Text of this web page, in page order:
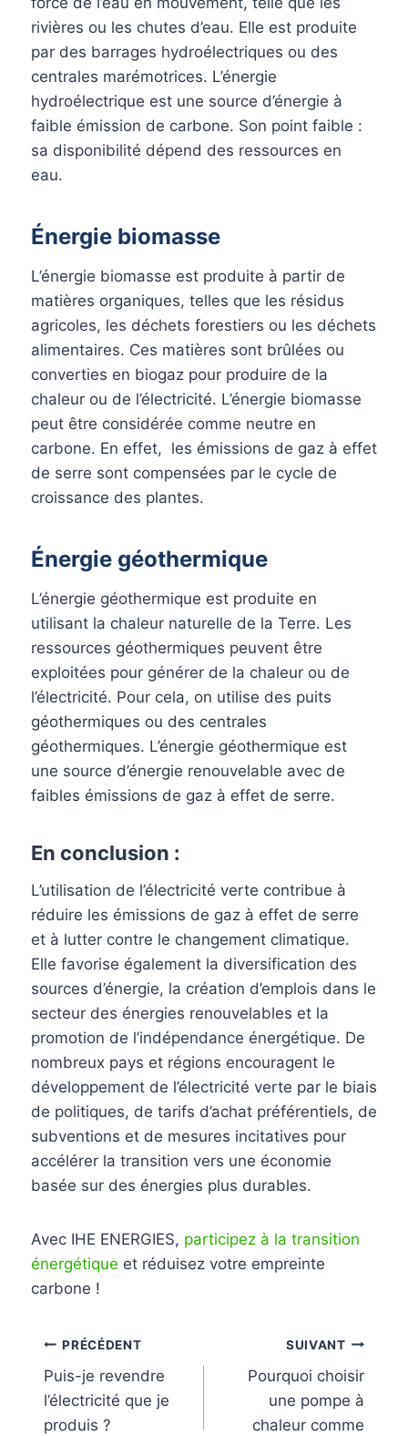
rivières ou les chutes d’eau. Elle est produite
par des barrages hydroélectriques ou des
centrales marémotrices. L’énergie
hydroélectrique est une source d’énergie à
faible émission de carbone. Son point faible :
sa disponibilité dépend des ressources en
eau.
Énergie biomasse
L’énergie biomasse est produite à partir de
matières organiques, telles que les résidus
agricoles, les déchets forestiers ou les déchets
alimentaires. Ces matières sont brûlées ou
converties en biogaz pour produire de la
chaleur ou de l’électricité. L’énergie biomasse
peut être considérée comme neutre en
carbone. En effet, les émissions de gaz à effet
de serre sont compensées par le cycle de
croissance des plantes.
Énergie géothermique
L’énergie géothermique est produite en
utilisant la chaleur naturelle de la Terre. Les
ressources géothermiques peuvent être
exploitées pour générer de la chaleur ou de
l’électricité. Pour cela, on utilise des puits
géothermiques ou des centrales
géothermiques. L’énergie géothermique est
une source d’énergie renouvelable avec de
faibles émissions de gaz à effet de serre.
En conclusion :
L’utilisation de l’électricité verte contribue à
réduire les émissions de gaz à effet de serre
et à lutter contre le changement climatique.
Elle favorise également la diversification des
sources d’énergie, la création d’emplois dans le
secteur des énergies renouvelables et la
promotion de l’indépendance énergétique. De
nombreux pays et régions encouragent le
développement de l’électricité verte par le biais
de politiques, de tarifs d’achat préférentiels, de
subventions et de mesures incitatives pour
accélérer la transition vers une économie
basée sur des énergies plus durables.
Avec IHE ENERGIES, participez à la transition
énergétique et réduisez votre empreinte
carbone !
PRÉCÉDENT
Puis-je revendre
l’électricité que je
produis ?
SUIVANT
Pourquoi choisir
une pompe à
chaleur comme